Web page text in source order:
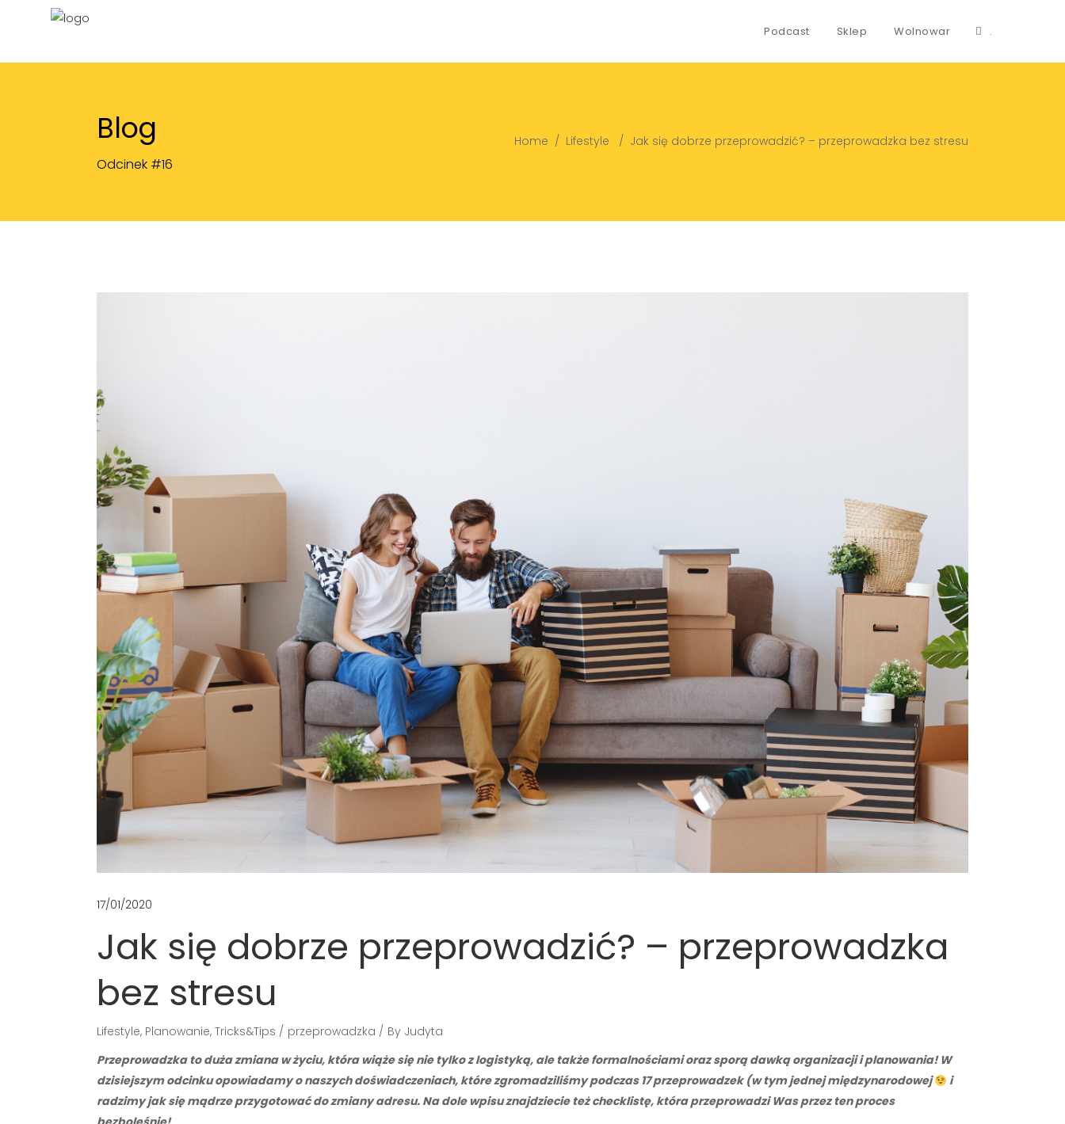
Podcast Sklep Wolnowar .
Blog
Odcinek #16
Home / Lifestyle / Jak się dobrze przeprowadzić? – przeprowadzka bez stresu
17/01/2020
Jak się dobrze przeprowadzić? – przeprowadzka
bez stresu
Lifestyle, Planowanie, Tricks&Tips przeprowadzka By Judyta
Przeprowadzka to duża zmiana w życiu, która wiąże się nie tylko z logistyką, ale także formalnościami oraz sporą dawką organizacji i planowania! W
dzisiejszym odcinku opowiadamy o naszych doświadczeniach, które zgromadziliśmy podczas 17 przeprowadzek (w tym jednej międzynarodowej
i
radzimy jak się mądrze przygotować do zmiany adresu. Na dole wpisu znajdziecie też checklistę, która przeprowadzi Was przez ten proces